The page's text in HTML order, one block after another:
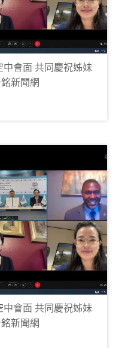
中會面 共同慶祝姊妹
新聞網
中會面 共同慶祝姊妹
新聞網